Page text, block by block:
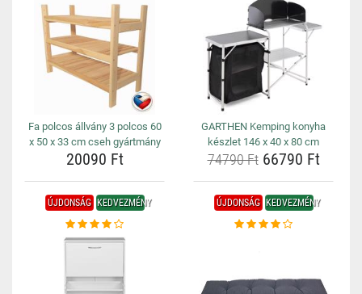
Fa polcos állvány 3 polcos 60
x 50 x 33 cm cseh gyártmány
20090 Ft
GARTHEN Kemping konyha
készlet 146 x 40 x 80 cm
74790 Ft66790 Ft
ÚJDONSÁG KEDVEZMÉNY ÚJDONSÁG KEDVEZMÉNY